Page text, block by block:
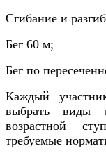
Сгибание и
Бег 60 м;
Бег по
Каждый
выбрать виды
возрастной
требуемые